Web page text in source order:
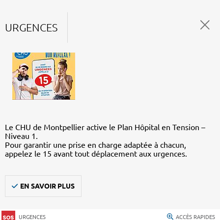
URGENCES
Le CHU de Montpellier active le Plan Hôpital en Tension –
Niveau 1.
Pour garantir une prise en charge adaptée à chacun,
appelez le 15 avant tout déplacement aux urgences.
EN SAVOIR PLUS
URGENCES ACCÈS RAPIDES